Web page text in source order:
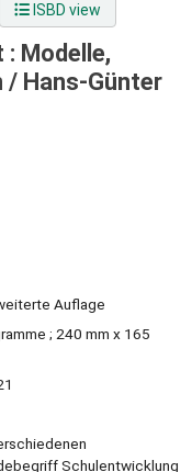
ISBD view
Modelle,
/ Hans-Günter
Auflage
; 240 mm x 165
Schulentwicklung